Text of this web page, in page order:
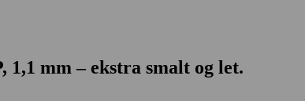
mm – ekstra smalt og let.